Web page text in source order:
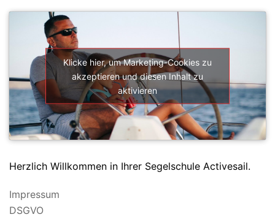
Klicke hier, um Marketing-Cookies zu
akzeptieren und diesen Inhalt zu
aktivieren
Herzlich Willkommen in Ihrer Segelschule Activesail.
Impressum
DSGVO